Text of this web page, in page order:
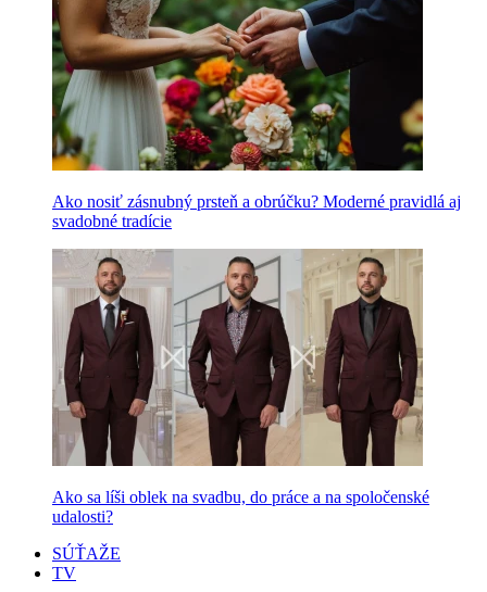
Ako nosiť zásnubný prsteň a obrúčku? Moderné pravidlá aj
svadobné tradície
Ako sa líši oblek na svadbu, do práce a na spoločenské
udalosti?
SÚŤAŽE
TV